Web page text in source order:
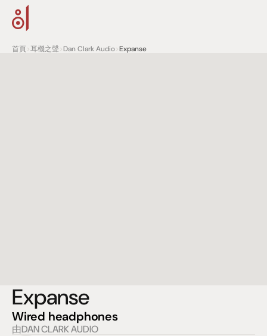
首頁>耳機之聲>Dan Clark Audio>Expanse
Expanse
Wired headphones
由DAN CLARK AUDIO